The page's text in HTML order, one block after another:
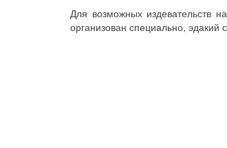
Для возможных издевательств
организован специально, эдакий